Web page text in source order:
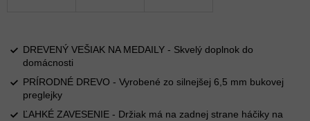
DREVENÝ VEŠIAK NA MEDAILY - Skvelý doplnok do
domácnosti
PRÍRODNÉ DREVO - Vyrobené zo silnejšej 6,5 mm bukovej
preglejky
ĽAHKÉ ZAVESENIE - Držiak má na zadnej strane háčiky na